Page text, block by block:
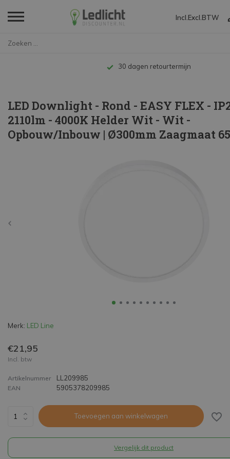
Incl. Excl. BTW
Tot 10 jaar garantie
LED Downlight - Rond - EASY FLEX -
2110lm - 4000K Helder Wit - Wit -
Opbouw/Inbouw | Ø300mm Zaagmaat
Merk: LED Line
€21,95
Incl. btw
Artikelnummer LL209985
EAN 5905378209985
Toevoegen aan winkelwagen
Vergelijk dit product